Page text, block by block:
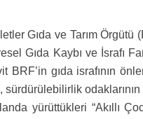
Gıda ve Tarım Örgütü
Gıda Kaybı ve İsrafı
BRF’in gıda israfının
odaklarının
yürüttükleri “Akıllı